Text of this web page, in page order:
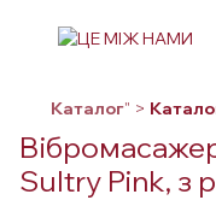
Каталог" >
Sultry Pink, з